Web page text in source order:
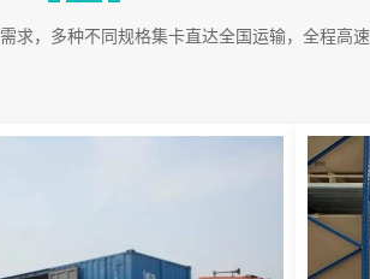
求，多种不同规格集卡直达全国运输，全程高速